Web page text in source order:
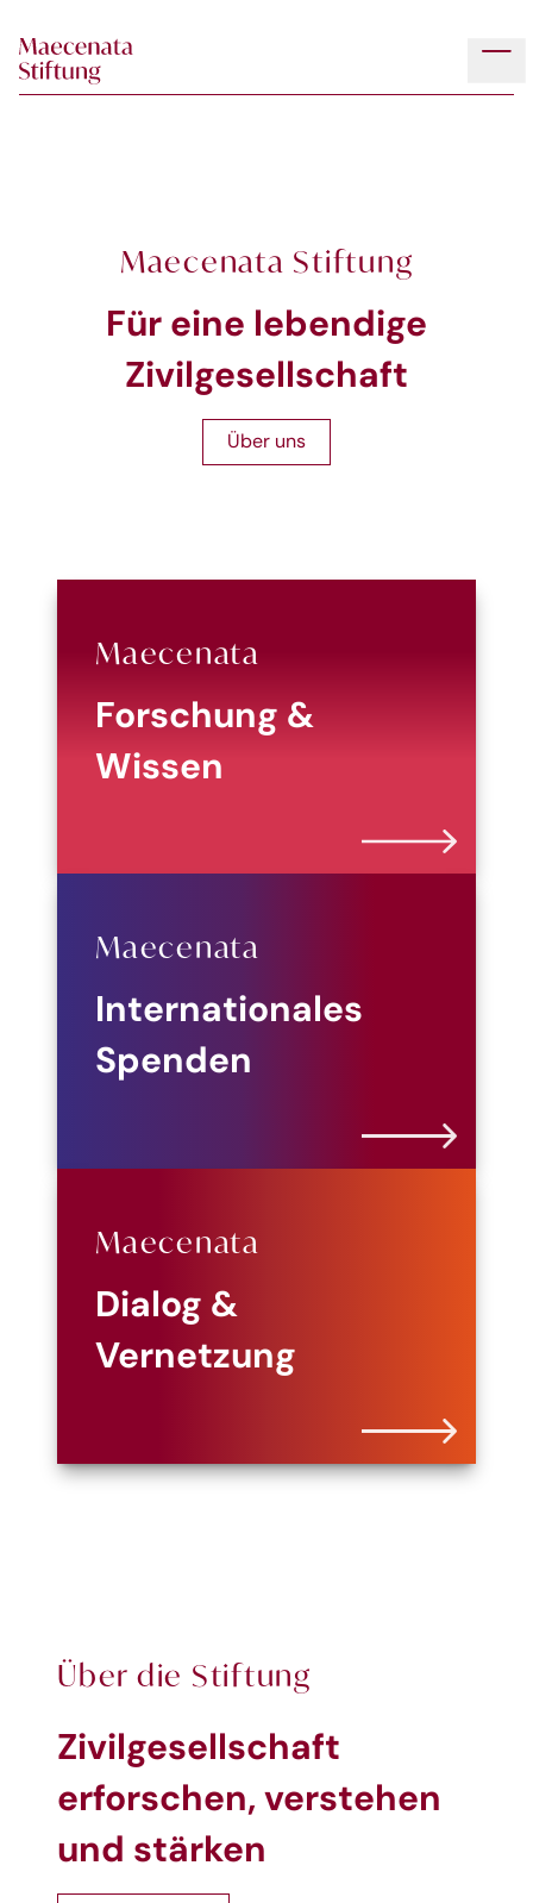
Maecenata Stiftung
Für eine lebendige
Zivilgesellschaft
Über uns
Maecenata
Forschung &
Wissen
Maecenata
Internationales
Spenden
Maecenata
Dialog &
Vernetzung
Über die Stiftung
Zivilgesellschaft
erforschen, verstehen
und stärken